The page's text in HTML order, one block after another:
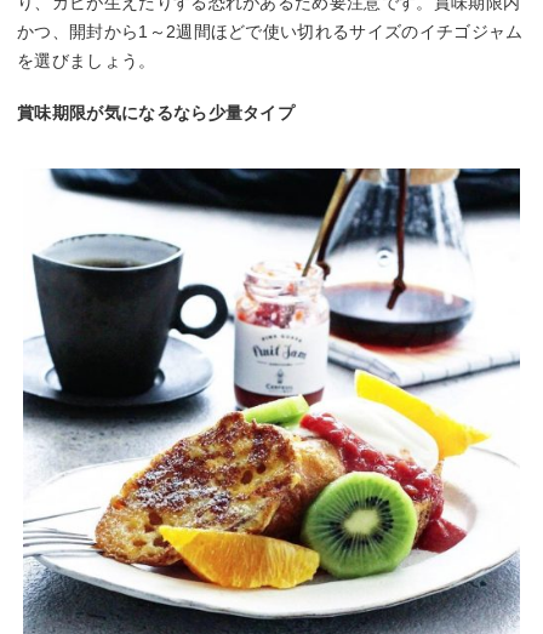
かつ、開封から1～2週間ほどで使い切れるサイズのイチゴジャム
を選びましょう。
賞味期限が気になるなら少量タイプ